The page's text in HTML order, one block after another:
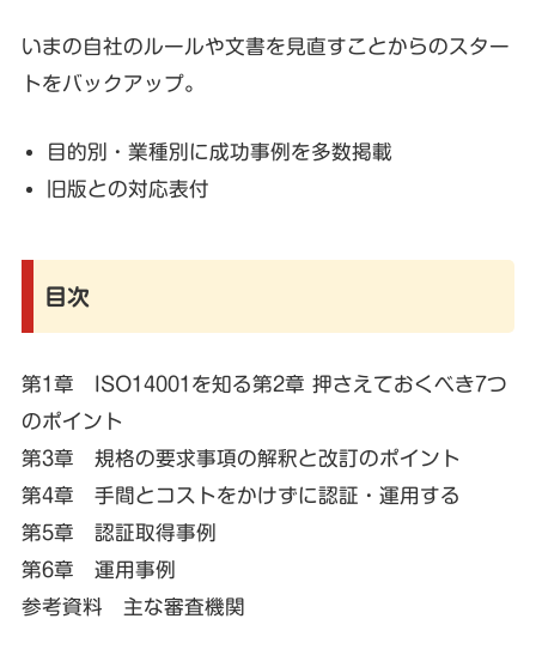
いまの自社のルールや文書を見直すことからのスター
トをバックアップ。
目的別・業種別に成功事例を多数掲載
旧版との対応表付
目次
第1章 ISO14001を知る第2章 押さえておくべき7つ
のポイント
第3章 規格の要求事項の解釈と改訂のポイント
第4章 手間とコストをかけずに認証・運用する
第5章 認証取得事例
第6章 運用事例
参考資料 主な審査機関